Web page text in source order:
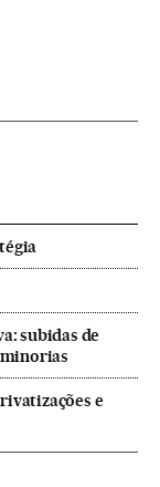
subidas de
e